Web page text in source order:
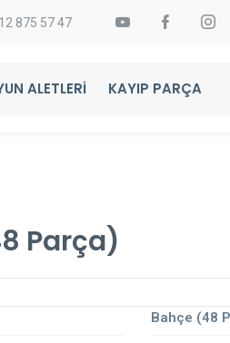
875 57 47
ALETLERI KAYIP PARÇA
Parça)
Bahçe (48